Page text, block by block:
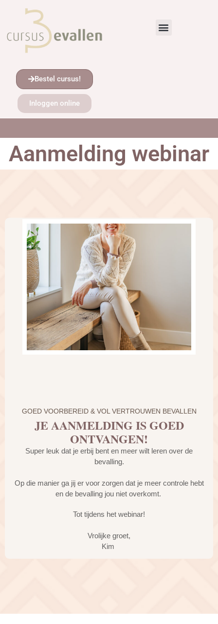
Bestel cursus!
Inloggen online
Aanmelding webinar
GOED VOORBEREID & VOL VERTROUWEN BEVALLEN
JE AANMELDING IS GOED
ONTVANGEN!
Super leuk dat je erbij bent en meer wilt leren over de
bevalling.
Op die manier ga jij er voor zorgen dat je meer controle hebt
en de bevalling jou niet overkomt.
Tot tijdens het webinar!
Vrolijke groet,
Kim